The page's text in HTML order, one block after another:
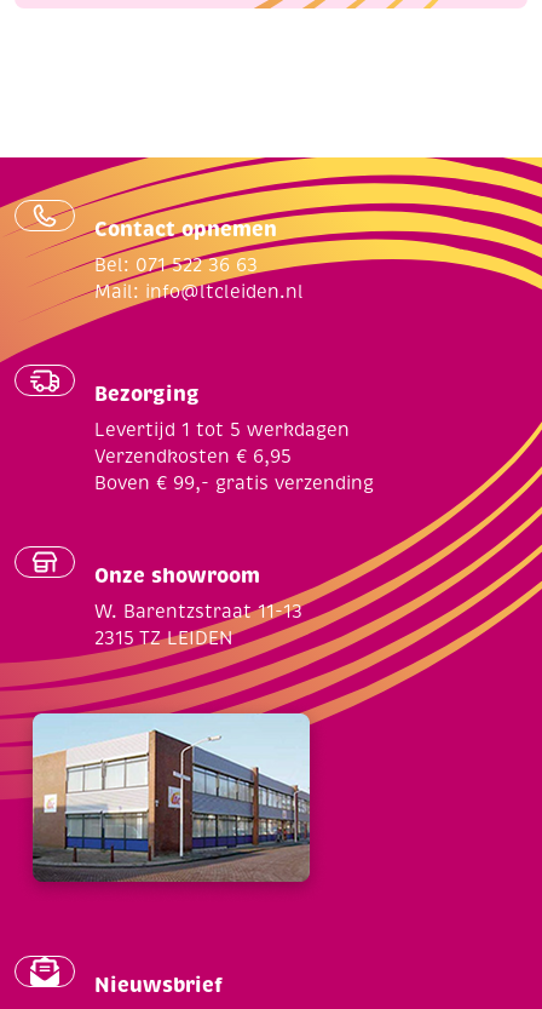
Contact opnemen
Bel: 071 522 36 63
Mail: info@ltcleiden.nl
Bezorging
Levertijd 1 tot 5 werkdagen
Verzendkosten € 6,95
Boven € 99,- gratis verzending
Onze showroom
W. Barentzstraat 11-13
2315 TZ LEIDEN
Nieuwsbrief